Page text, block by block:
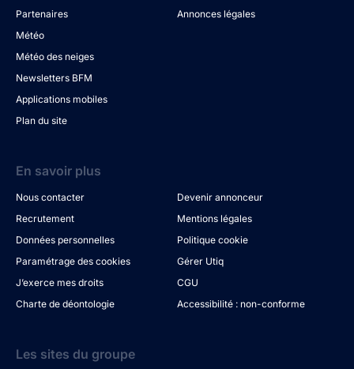
Partenaires
Météo
Météo des neiges
Newsletters BFM
Applications mobiles
Plan du site
Annonces légales
En savoir plus
Nous contacter
Devenir annonceur
Recrutement
Mentions légales
Données personnelles
Politique cookie
Paramétrage des cookies
Gérer Utiq
J’exerce mes droits
CGU
Charte de déontologie
Accessibilité : non-conforme
Les sites du groupe